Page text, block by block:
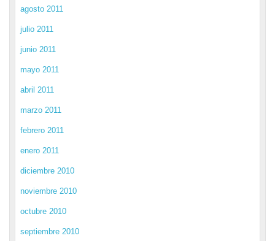
agosto 2011
julio 2011
junio 2011
mayo 2011
abril 2011
marzo 2011
febrero 2011
enero 2011
diciembre 2010
noviembre 2010
octubre 2010
septiembre 2010